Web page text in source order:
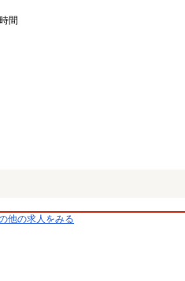
間
他の求人をみる